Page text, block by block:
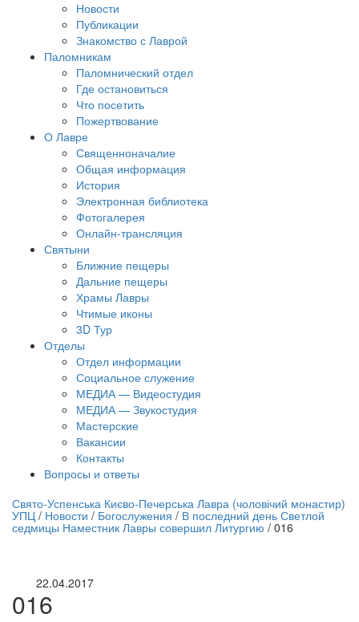
Новости
Публикации
Знакомство с Лаврой
Паломникам
Паломнический отдел
Где остановиться
Что посетить
Пожертвование
О Лавре
Священноначалие
Общая информация
История
Электронная библиотека
Фотогалерея
Онлайн-трансляция
Святыни
Ближние пещеры
Дальние пещеры
Храмы Лавры
Чтимые иконы
3D Тур
Отделы
Отдел информации
Социальное служение
МЕДИА — Видеостудия
МЕДИА — Звукостудия
Мастерские
Вакансии
Контакты
Вопросы и ответы
трансляция | 12 сентября
трансляции
Свято-Успенська Києво-Печерська Лавра (чоловічий монастир)
УПЦ / Новости / Богослужения / В последний день Светлой
седмицы Наместник Лавры совершил Литургию / 016
22.04.2017
016